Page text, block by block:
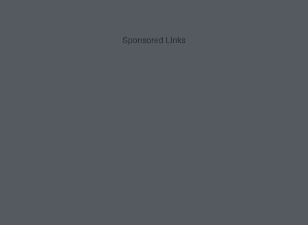
Sponsored Links